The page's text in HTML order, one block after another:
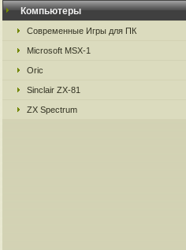
Компьютеры
Современные Игры для ПК
Microsoft MSX-1
Oric
Sinclair ZX-81
ZX Spectrum